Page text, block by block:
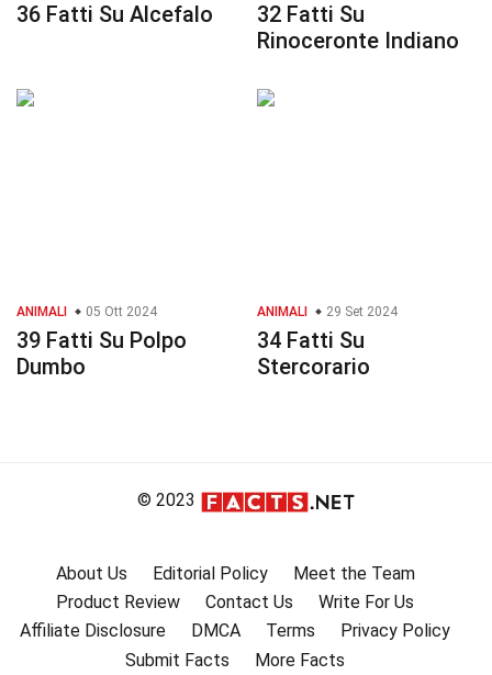
36 Fatti Su Alcefalo
32 Fatti Su
Rinoceronte Indiano
ANIMALI 05 Ott 2024
39 Fatti Su Polpo
Dumbo
ANIMALI 29 Set 2024
34 Fatti Su
Stercorario
© 2023
About Us Editorial Policy
Meet the Team
Product Review
Contact Us
Write For Us
Affiliate Disclosure
DMCA Terms
Privacy Policy
Submit Facts
More Facts